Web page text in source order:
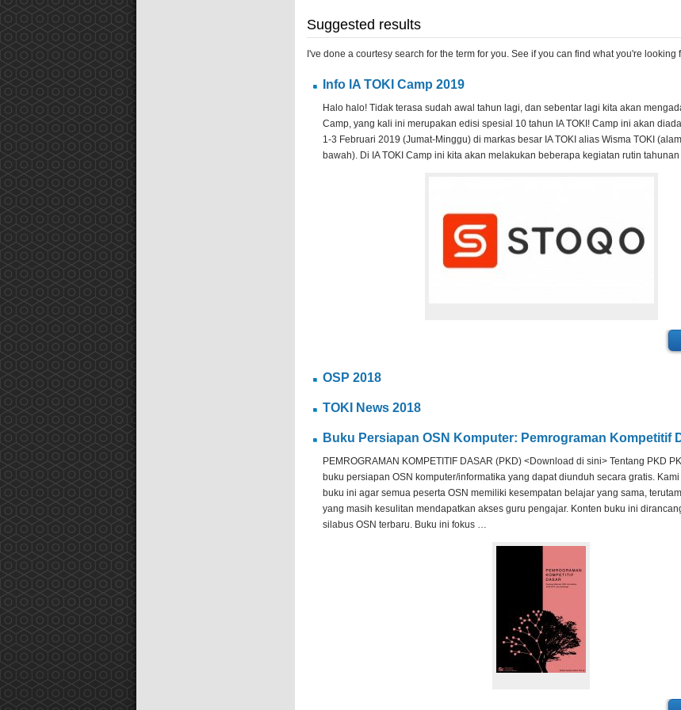
Suggested results
I've done a courtesy search for the term for you. See if you can find what you're looking
Info IA TOKI Camp 2019
Halo halo! Tidak terasa sudah awal tahun lagi, dan sebentar lagi kita akan
Camp, yang kali ini merupakan edisi spesial 10 tahun IA TOKI! Camp ini akan
1-3 Februari 2019 (Jumat-Minggu) di markas besar IA TOKI alias Wisma TOKI
bawah). Di IA TOKI Camp ini kita akan melakukan beberapa kegiatan rutin
OSP 2018
TOKI News 2018
Buku Persiapan OSN Komputer: Pemrograman Kompetitif
PEMROGRAMAN KOMPETITIF DASAR (PKD) <Download di sini> Tentang PKD
buku persiapan OSN komputer/informatika yang dapat diunduh secara gratis.
buku ini agar semua peserta OSN memiliki kesempatan belajar yang sama,
yang masih kesulitan mendapatkan akses guru pengajar. Konten buku ini
silabus OSN terbaru. Buku ini fokus …